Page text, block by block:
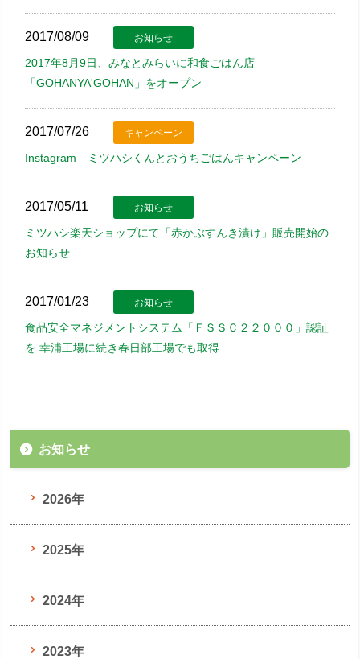
2017/08/09 お知らせ
2017年8月9日、みなとみらいに和食ごはん店
「GOHANYA'GOHAN」をオープン
2017/07/26 キャンペーン
Instagram ミツハシくんとおうちごはんキャンペーン
2017/05/11 お知らせ
ミツハシ楽天ショップにて「赤かぶすんき漬け」販売開始の
お知らせ
2017/01/23 お知らせ
食品安全マネジメントシステム「ＦＳＳＣ２２０００」認証
を 幸浦工場に続き春日部工場でも取得
お知らせ
2026年
2025年
2024年
2023年